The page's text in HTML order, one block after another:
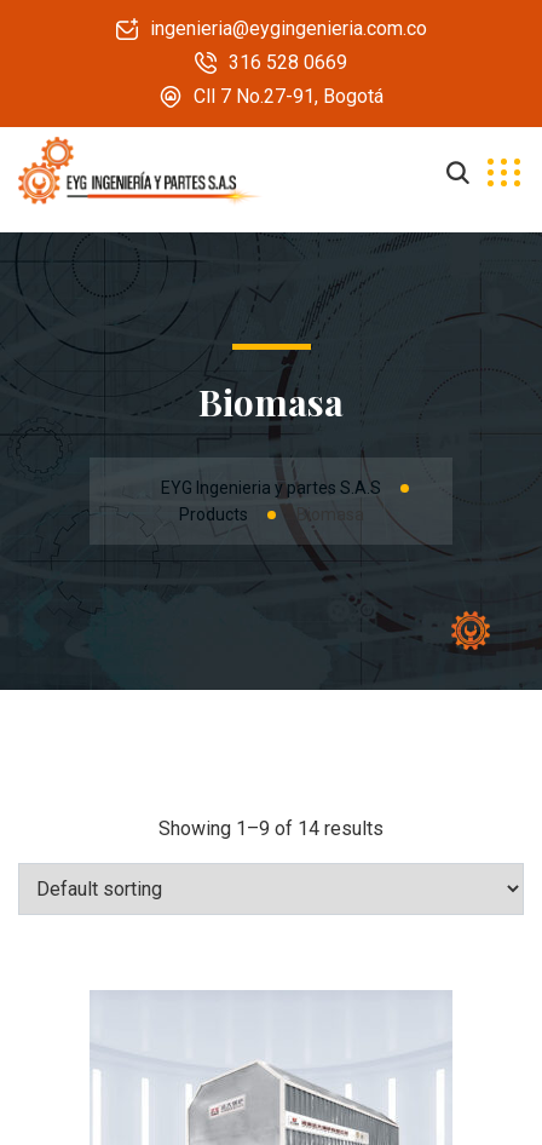
ingenieria@eygingenieria.com.co
316 528 0669
Cll 7 No.27-91, Bogotá
Biomasa
EYG Ingenieria y partes S.A.S
Products
Biomasa
Showing 1–9 of 14 results